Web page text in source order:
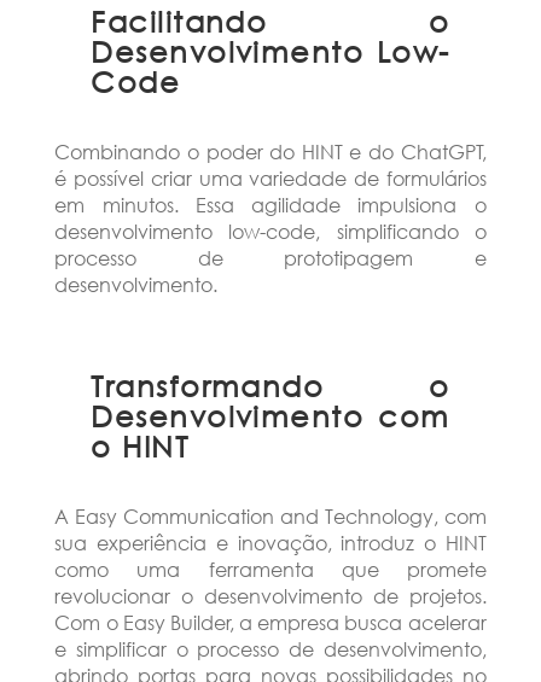
Facilitando o
Desenvolvimento Low-
Code
Combinando o poder do HINT e do ChatGPT,
é possível criar uma variedade de formulários
em minutos. Essa agilidade impulsiona o
desenvolvimento low-code, simplificando o
processo de prototipagem e
desenvolvimento.
Transformando o
Desenvolvimento com
o HINT
A Easy Communication and Technology, com
sua experiência e inovação, introduz o HINT
como uma ferramenta que promete
revolucionar o desenvolvimento de projetos.
Com o Easy Builder, a empresa busca acelerar
e simplificar o processo de desenvolvimento,
abrindo portas para novas possibilidades no